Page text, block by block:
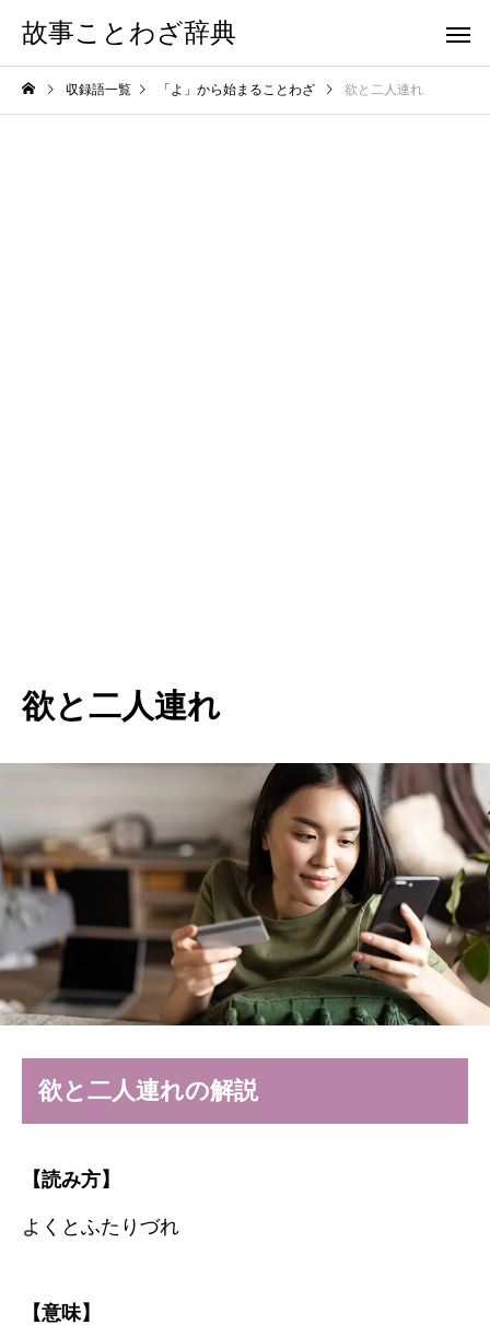
故事ことわざ辞典
収録語一覧 「よ」から始まることわざ 欲と二人連れ
欲と二人連れ
欲と二人連れの解説
【読み方】
よくとふたりづれ
【意味】